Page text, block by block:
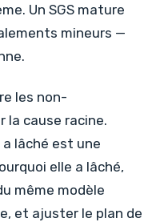
Un SGS mature
mineurs —
les non-
la cause racine.
lâché est une
elle a lâché,
même modèle
et ajuster le plan de